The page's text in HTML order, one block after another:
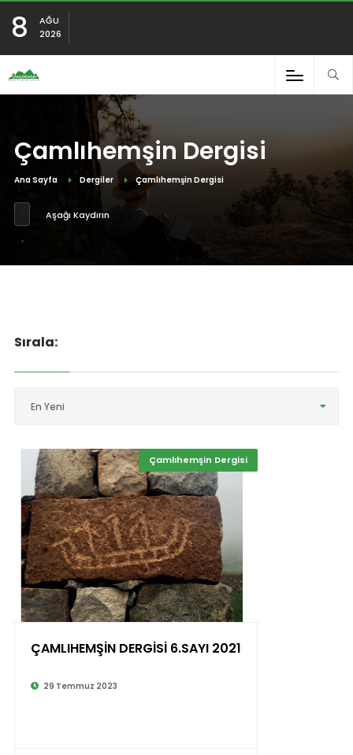
8
AĞU
2026
Çamlıhemşin Dergisi
Ana Sayfa Dergiler Çamlıhemşin Dergisi
Aşağı Kaydırın
Sırala:
En Yeni
Çamlıhemşin Dergisi
ÇAMLIHEMŞİN DERGİSİ 6.SAYI 2021
29 Temmuz 2023